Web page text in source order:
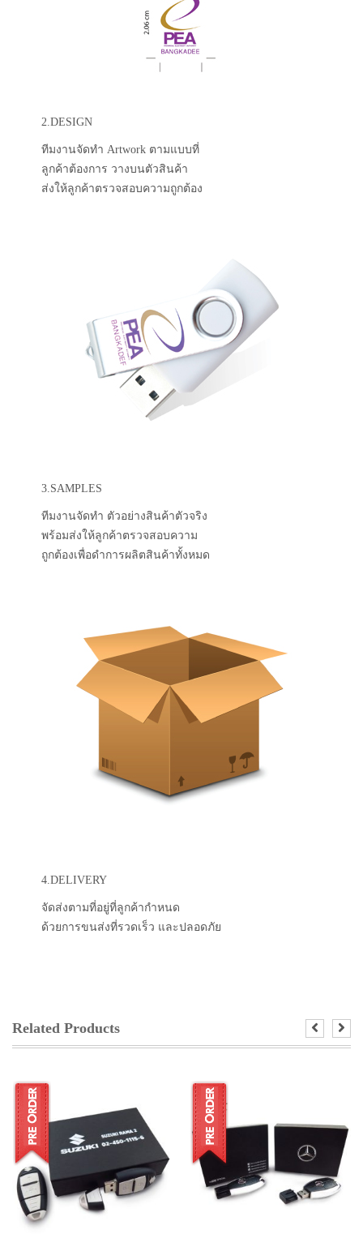
2.DESIGN
ทีมงานจัดทำ Artwork ตามแบบที่
ลูกค้าต้องการ วางบนตัวสินค้า
ส่งให้ลูกค้าตรวจสอบความถูกต้อง
3.SAMPLES
ทีมงานจัดทำ ตัวอย่างสินค้าตัวจริง
พร้อมส่งให้ลูกค้าตรวจสอบความ
ถูกต้องเพื่อดำการผลิตสินค้าทั้งหมด
4.DELIVERY
จัดส่งตามที่อยู่ที่ลูกค้ากำหนด
ด้วยการขนส่งที่รวดเร็ว และปลอดภัย
Related Products